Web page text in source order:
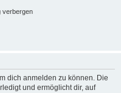
verbergen
dich anmelden zu können. Die
und ermöglicht dir, auf